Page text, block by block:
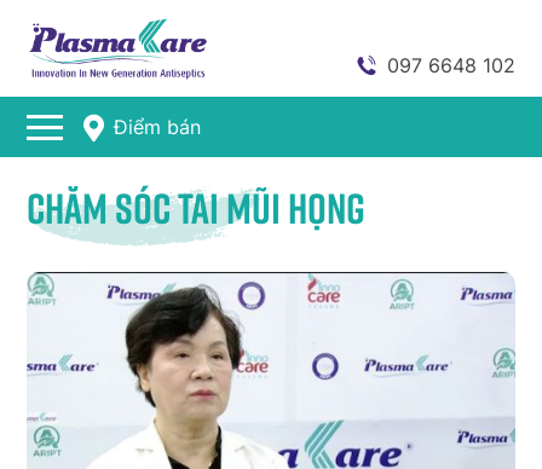
097 6648 102
Điểm bán
Chăm sóc tai mũi họng